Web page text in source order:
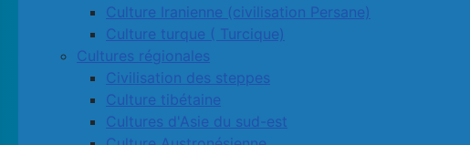
Culture Iranienne (civilisation Persane)
Culture turque ( Turcique)
Cultures régionales
Civilisation des steppes
Culture tibétaine
Cultures d'Asie du sud-est